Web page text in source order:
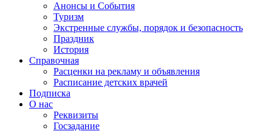
Анонсы и События
Туризм
Экстренные службы, порядок и безопасность
Праздник
История
Справочная
Расценки на рекламу и объявления
Расписание детских врачей
Подписка
О нас
Реквизиты
Госзадание